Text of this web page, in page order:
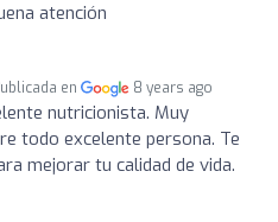
atención
en 8 years ago
nutricionista. Muy
todo excelente persona. Te
mejorar tu calidad de vida.